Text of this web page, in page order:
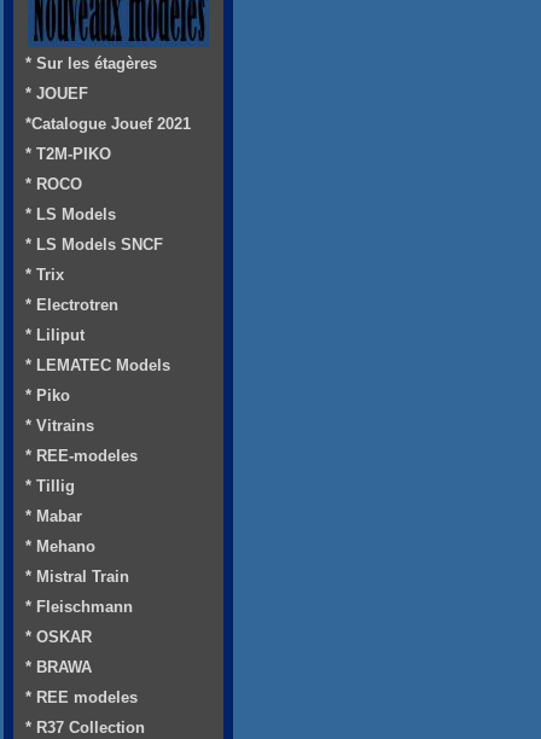
* Sur les étagères
* JOUEF
*Catalogue Jouef 2021
* T2M-PIKO
* ROCO
* LS Models
* LS Models SNCF
* Trix
* Electrotren
* Liliput
* LEMATEC Models
* Piko
* Vitrains
* REE-modeles
* Tillig
* Mabar
* Mehano
* Mistral Train
* Fleischmann
* OSKAR
* BRAWA
* REE modeles
* R37 Collection